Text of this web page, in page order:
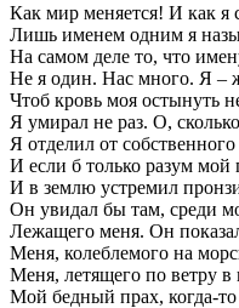
Как мир меняется! И как я
Лишь именем одним я
На самом деле то, что
Не я один. Нас много. Я –
Чтоб кровь моя остынуть
Я умирал не раз. О,
Я отделил от собственного
И если б только разум мой
И в землю устремил
Он увидал бы там, среди
Лежащего меня. Он
Меня, колеблемого на
Меня, летящего по ветру
Мой бедный прах, когда-